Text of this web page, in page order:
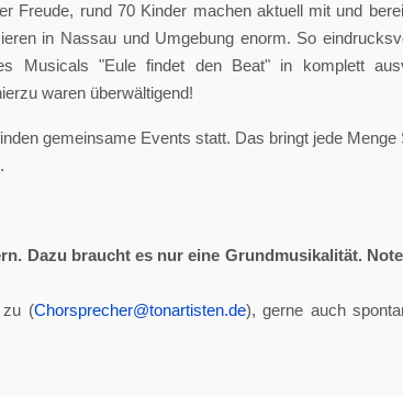
Freude, rund 70 Kinder machen aktuell mit und
in Nassau und Umgebung enorm. So
Musicals "Eule findet den Beat" in komplett
waren überwältigend!
gemeinsame Events statt. Das bringt jede Menge
Dazu braucht es nur eine Grundmusikalität.
zu (Chorsprecher@tonartisten.de), gerne auch